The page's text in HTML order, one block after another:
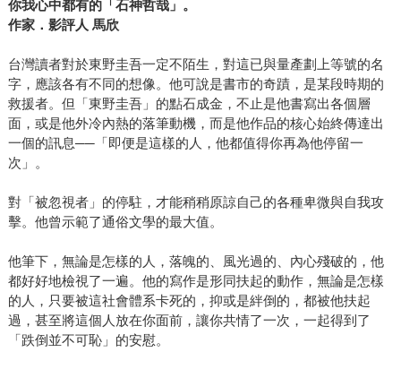
你我心中都有的「石神哲哉」。
作家．影評人 馬欣
台灣讀者對於東野圭吾一定不陌生，對這已與量產劃上等號的名
字，應該各有不同的想像。他可說是書市的奇蹟，是某段時期的
救援者。但「東野圭吾」的點石成金，不止是他書寫出各個層
面，或是他外冷內熱的落筆動機，而是他作品的核心始終傳達出
一個的訊息──「即便是這樣的人，他都值得你再為他停留一
次」。
對「被忽視者」的停駐，才能稍稍原諒自己的各種卑微與自我攻
擊。他曾示範了通俗文學的最大值。
他筆下，無論是怎樣的人，落魄的、風光過的、內心殘破的，他
都好好地檢視了一遍。他的寫作是形同扶起的動作，無論是怎樣
的人，只要被這社會體系卡死的，抑或是絆倒的，都被他扶起
過，甚至將這個人放在你面前，讓你共情了一次，一起得到了
「跌倒並不可恥」的安慰。